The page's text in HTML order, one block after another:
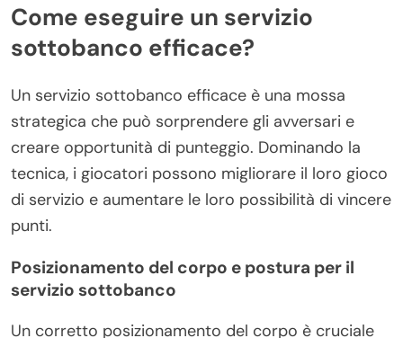
Come eseguire un servizio
sottobanco efficace?
Un servizio sottobanco efficace è una mossa
strategica che può sorprendere gli avversari e
creare opportunità di punteggio. Dominando la
tecnica, i giocatori possono migliorare il loro gioco
di servizio e aumentare le loro possibilità di vincere
punti.
Posizionamento del corpo e postura per il
servizio sottobanco
Un corretto posizionamento del corpo è cruciale